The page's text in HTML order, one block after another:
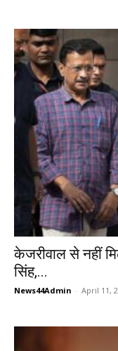
केजरीवाल से नहीं
सिंह,...
News44Admin - April 11,